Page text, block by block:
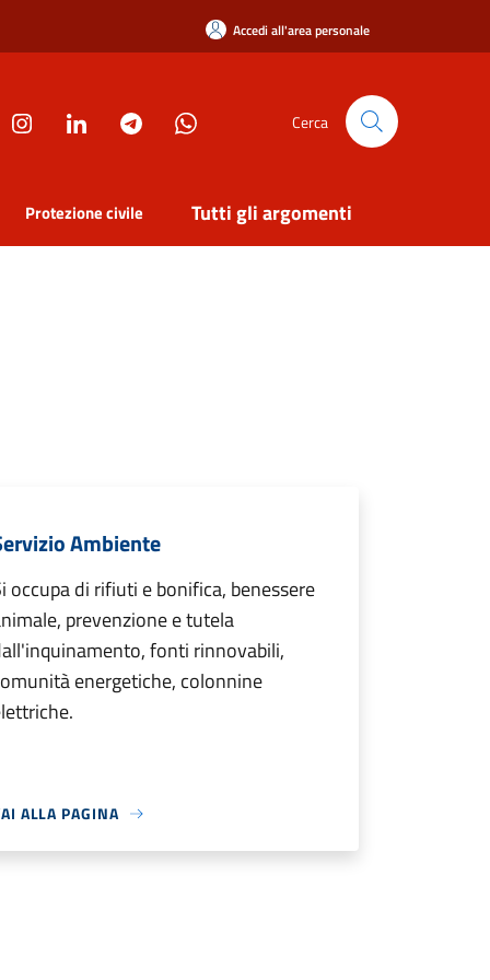
Accedi all'area personale
Cerca
Protezione civile Tutti gli argomenti
Ambiente
occupa di rifiuti e bonifica, benessere
prevenzione e tutela
fonti rinnovabili,
energetiche, colonnine
ALLA PAGINA